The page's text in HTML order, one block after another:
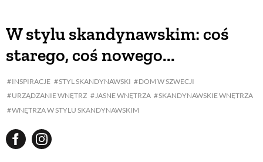
W stylu skandynawskim: coś
starego, coś nowego...
INSPIRACJE STYL SKANDYNAWSKI
DOM W SZWECJI
URZĄDZANIE WNĘTRZ
JASNE WNĘTRZA
SKANDYNAWSKIE WNĘTRZA
WNĘTRZA W STYLU SKANDYNAWSKIM